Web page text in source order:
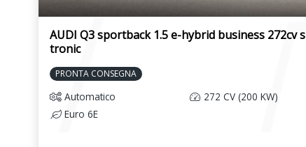
AUDI Q3 sportback 1.5 e-hybrid business 272cv s
tronic
PRONTA CONSEGNA
Automatico
272 CV (200 KW)
Euro 6E